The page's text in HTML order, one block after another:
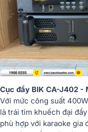
Cục đẩy BIK CA-J402 -
Với mức công suất
là trái tim khuếch đại
phù hợp với karaoke gia